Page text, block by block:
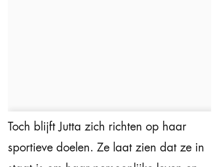
Toch blijft Jutta zich richten op haar
sportieve doelen. Ze laat zien dat ze in